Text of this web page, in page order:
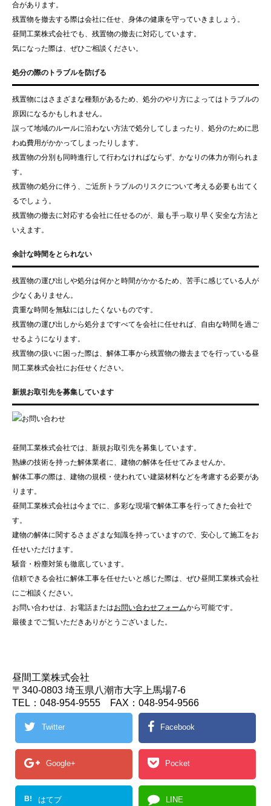
合があります。
残置物を撤去する際は会社に任せ、身体の健康を守っていきましょう。
昼間工業株式会社でも、残置物の撤去に対応しています。
気になった際は、ぜひご相談ください。
処分の際のトラブルを防げる
残置物にはさまざまな種類があるため、処分のやり方によってはトラブルの
原因になるかもしれません。
誤って地域のルールに沿わない方法で処分してしまったり、処分のために思
わぬ費用がかかってしまったりします。
残置物の分別も同時進行して行わなければならず、かなりの体力が削られま
す。
残置物の処分に伴う、ご近所トラブルのリスクについて考える必要も出てく
るでしょう。
残置物の撤去に対応する会社に任せるのが、最も手っ取り早く安全な方法と
いえます。
余計な時間をとられない
残置物の運び出しや処分は何かと時間がかかるため、苦手に感じている人が
少なくありません。
貴重な時間を無駄にはしたくないものです。
残置物の運び出しから処分まですべてを会社に任せれば、自由な時間を過ご
せるようになります。
残置物の扱いに困った際は、解体工事から残置物の撤去までを行っている昼
間工業株式会社にお任せください。
新規お取引先を募集しています
昼間工業株式会社では、新規お取引先を募集しています。
熟練の技術を持った解体業者に、建物の解体を任せてみませんか。
解体工事の際は、建物の規模・使われてい建築材料などを考慮する必要があ
ります。
昼間工業株式会社は今までに、多彩な現場で解体工事を行ってきた会社で
す。
建物の解体に関するさまざまな知識を持っていますので、安心して施工をお
任せいただけます。
騒音・粉塵対策も徹底しています。
信頼できる会社に解体工事を任せたいと感じた際は、ぜひ昼間工業株式会社
にご相談ください。
お問い合わせは、お電話またはお問い合わせフォームから可能です。
最後までご覧いただきありがとうございました。
昼間工業株式会社
〒340-0803 埼玉県八潮市大字上馬場7-6
TEL：048-954-9555 FAX：048-954-9566
Twitter Facebook
Google+ Pocket
B! はてブ LINE